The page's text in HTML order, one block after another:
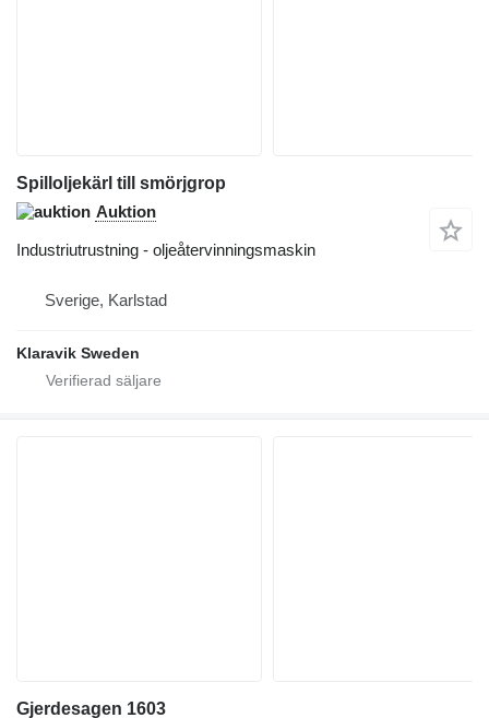
Spilloljekärl till smörjgrop
Auktion
Industriutrustning - oljeåtervinningsmaskin
Sverige, Karlstad
Klaravik Sweden
Gjerdesagen 1603